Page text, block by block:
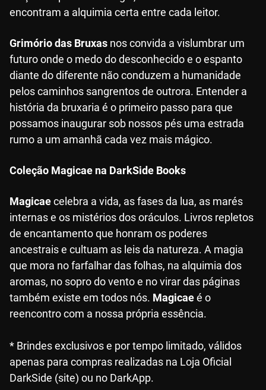
encontram a alquimia certa entre cada leitor.
Grimório das Bruxas nos convida a vislumbrar um
futuro onde o medo do desconhecido e o espanto
diante do diferente não conduzem a humanidade
pelos caminhos sangrentos de outrora. Entender a
história da bruxaria é o primeiro passo para que
possamos inaugurar sob nossos pés uma estrada
rumo a um amanhã cada vez mais mágico.
Coleção Magicae na DarkSide Books
Magicaecelebra a vida, as fases da lua, as marés
internas e os mistérios dos oráculos. Livros repletos
de encantamento que honram os poderes
ancestrais e cultuam as leis da natureza. A magia
que mora no farfalhar das folhas, na alquimia dos
aromas, no sopro do vento e no virar das páginas
também existe em todos nós. Magicaeé o
reencontro com a nossa própria essência.
* Brindes exclusivos e por tempo limitado, válidos
apenas para compras realizadas na Loja Oficial
DarkSide (site) ou no DarkApp.